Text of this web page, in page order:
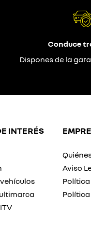
Conduce
Dispones de la
INTERÉS
Aviso